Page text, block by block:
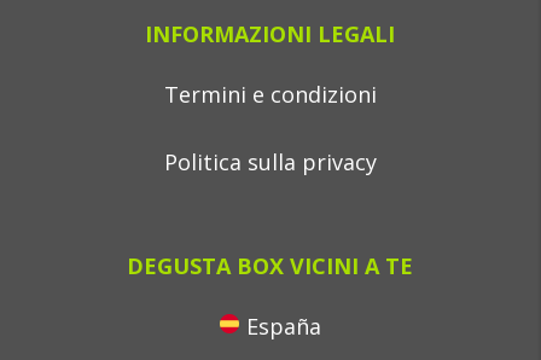
INFORMAZIONI LEGALI
Termini e condizioni
Politica sulla privacy
DEGUSTA BOX VICINI A TE
España